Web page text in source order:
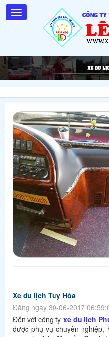
Xe du lịch Tuy Hòa
Đăng ngày 30-06-2017
Đến với công ty xe du lịch
được phụ vụ chuyên